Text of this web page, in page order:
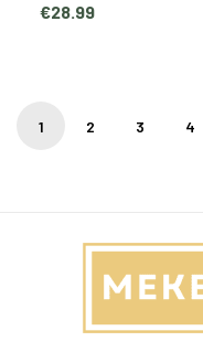
€28.99
1 2 3 4